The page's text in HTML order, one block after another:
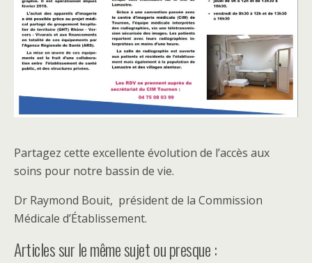
Partagez cette excellente évolution de l’accès aux
soins pour notre bassin de vie.
Dr Raymond Bouit, président de la Commission
Médicale d’Établissement.
Articles sur le même sujet ou presque :